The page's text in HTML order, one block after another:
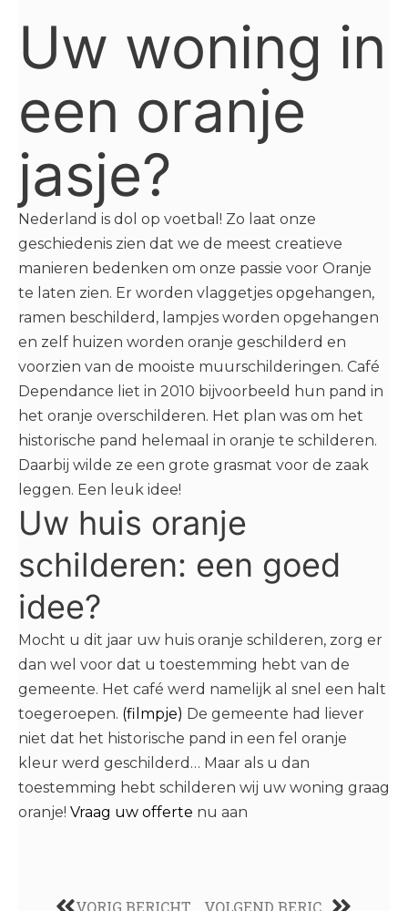
Uw woning in
een oranje
jasje?
Nederland is dol op voetbal! Zo laat onze
geschiedenis zien dat we de meest creatieve
manieren bedenken om onze passie voor Oranje
te laten zien. Er worden vlaggetjes opgehangen,
ramen beschilderd, lampjes worden opgehangen
en zelf huizen worden oranje geschilderd en
voorzien van de mooiste muurschilderingen. Café
Dependance liet in 2010 bijvoorbeeld hun pand in
het oranje overschilderen. Het plan was om het
historische pand helemaal in oranje te schilderen.
Daarbij wilde ze een grote grasmat voor de zaak
leggen. Een leuk idee!
Uw huis oranje
schilderen: een goed
idee?
Mocht u dit jaar uw huis oranje schilderen, zorg er
dan wel voor dat u toestemming hebt van de
gemeente. Het café werd namelijk al snel een halt
toegeroepen. (filmpje) De gemeente had liever
niet dat het historische pand in een fel oranje
kleur werd geschilderd… Maar als u dan
toestemming hebt schilderen wij uw woning graag
oranje! Vraag uw offerte nu aan
VORIG BERICHT VOLGEND BERICHT